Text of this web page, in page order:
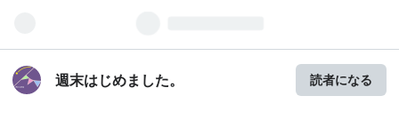
週末はじめました。 読者になる